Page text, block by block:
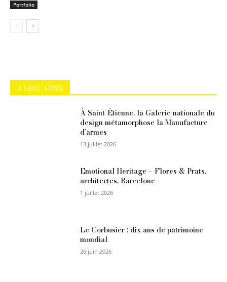
Portfolio
A LIRE AUSSI
À Saint-Étienne, la Galerie nationale du
design métamorphose la Manufacture
d’armes
13 juillet 2026
Emotional Heritage – Flores & Prats,
architectes, Barcelone
1 juillet 2026
Le Corbusier : dix ans de patrimoine
mondial
26 juin 2026